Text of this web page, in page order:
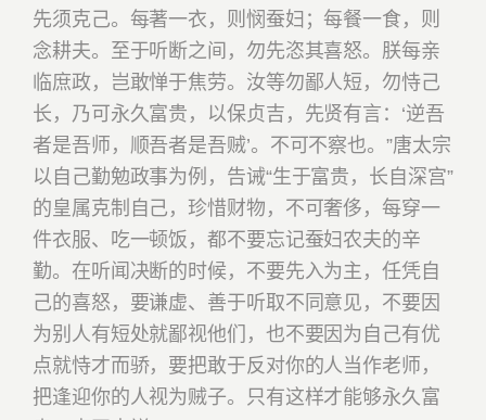
先须克己。每著一衣，则悯蚕妇；每餐一食，则
念耕夫。至于听断之间，勿先恣其喜怒。朕每亲
临庶政，岂敢惮于焦劳。汝等勿鄙人短，勿恃己
长，乃可永久富贵，以保贞吉，先贤有言：‘逆吾
者是吾师，顺吾者是吾贼’。不可不察也。”唐太宗
以自己勤勉政事为例，告诫“生于富贵，长自深宫”
的皇属克制自己，珍惜财物，不可奢侈，每穿一
件衣服、吃一顿饭，都不要忘记蚕妇农夫的辛
勤。在听闻决断的时候，不要先入为主，任凭自
己的喜怒，要谦虚、善于听取不同意见，不要因
为别人有短处就鄙视他们，也不要因为自己有优
点就恃才而骄，要把敢于反对你的人当作老师，
把逢迎你的人视为贼子。只有这样才能够永久富